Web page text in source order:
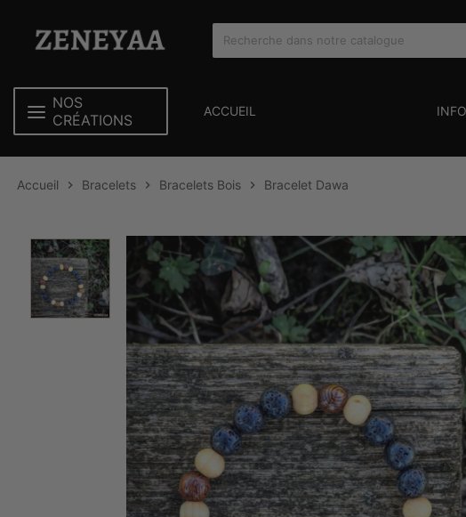
NOS
CRÉATIONS
ACCUEIL
Accueil  Bracelets  Bracelets Bois  Bracelet Dawa